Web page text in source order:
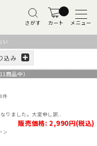
さがす カート メニュー
い
込み
11商品中）
0件
りました。大変申し訳..
販売価格: 2,990円(税込)
ン